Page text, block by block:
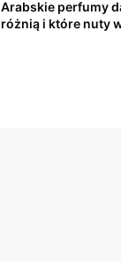
Arabskie perfumy
różnią i które nuty